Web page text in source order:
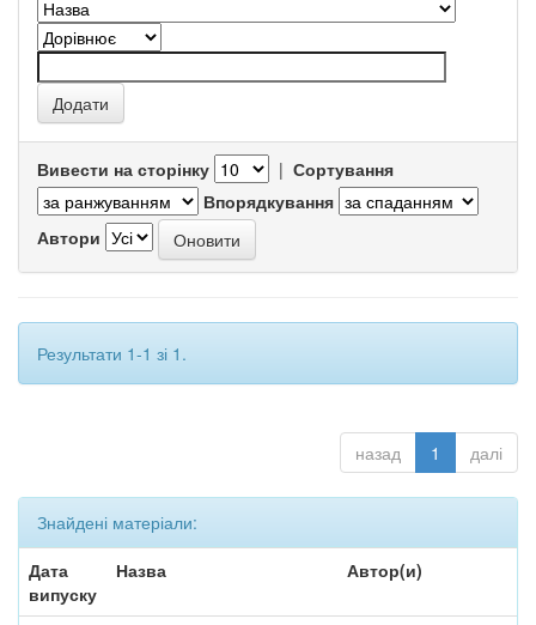
Вивести на сторінку | Сортування
Впорядкування
Автори
Результати 1-1 зі 1.
назад 1 далі
Знайдені матеріали:
Дата
випуску
Назва Автор(и)